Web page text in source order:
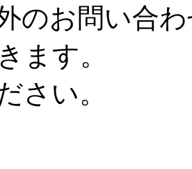
のお問い合
ます。
さい。